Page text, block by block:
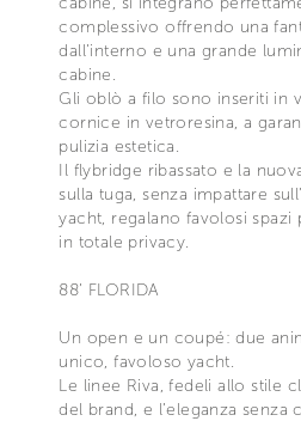
complessivo offrendo una
dall’interno e una grande
cabine.
Gli oblò a filo sono inseriti in
cornice in vetroresina, a
pulizia estetica.
Il flybridge ribassato e la
sulla tuga, senza impattare
yacht, regalano favolosi spazi
in totale privacy.
88’ FLORIDA
Un open e un coupé: due
unico, favoloso yacht.
Le linee Riva, fedeli allo stile
del brand, e l’eleganza senza